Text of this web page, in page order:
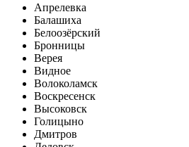
Апрелевка
Балашиха
Белоозёрский
Бронницы
Верея
Видное
Волоколамск
Воскресенск
Высоковск
Голицыно
Дмитров